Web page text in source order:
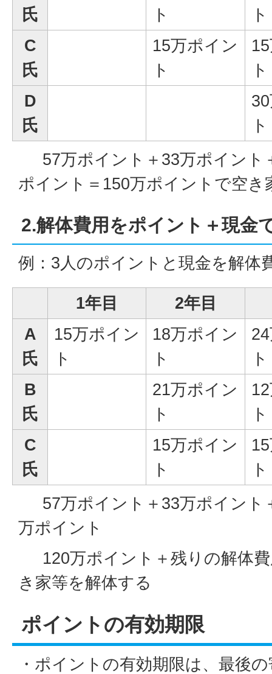
氏
ト
ト
C
氏
15万ポイン
ト
ト
D
氏
ト
57万ポイント＋33万ポイント
ポイント＝150万ポイントで空き
2.解体費用をポイント＋現金
例：3人のポイントと現金を解体
1年目
2年目
A
氏
15万ポイン
ト
18万ポイン
ト
ト
B
氏
21万ポイン
ト
ト
C
氏
15万ポイン
ト
ト
57万ポイント＋33万ポイント
万ポイント
120万ポイント＋残りの解体費
き家等を解体する
ポイントの有効期限
・ポイントの有効期限は、最後